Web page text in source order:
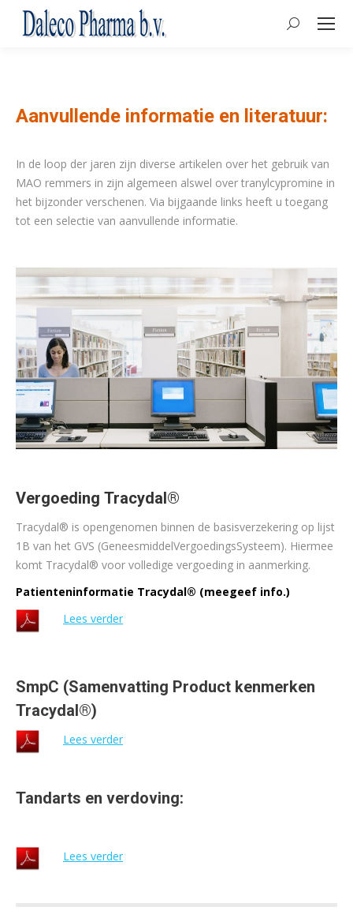
Search:
Aanvullende informatie en literatuur:
In de loop der jaren zijn diverse artikelen over het gebruik van
MAO remmers in zijn algemeen alswel over tranylcypromine in
het bijzonder verschenen. Via bijgaande links heeft u toegang
tot een selectie van aanvullende informatie.
Vergoeding Tracydal®
Tracydal® is opengenomen binnen de basisverzekering op lijst
1B van het GVS (GeneesmiddelVergoedingsSysteem). Hiermee
komt Tracydal® voor volledige vergoeding in aanmerking.
Patienteninformatie Tracydal® (meegeef info.)
Lees verder
SmpC (Samenvatting Product kenmerken
Tracydal®)
Lees verder
Tandarts en verdoving:
Lees verder